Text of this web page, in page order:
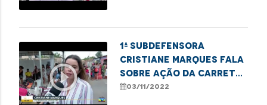
play_circle_outline
1ª Subdefensora
Cristiane Marques fala
sobre ação da carreta
dos direitos na Raposa
03/11/2022